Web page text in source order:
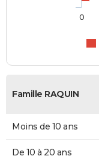
0
Famille RAQUIN
Moins de 10 ans
De 10 à 20 ans